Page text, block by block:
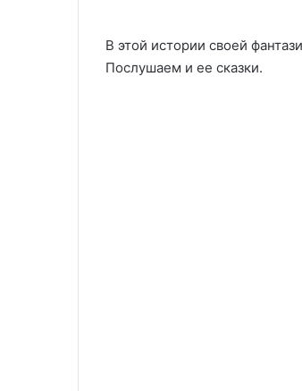
В этой истории своей
Послушаем и ее сказки.